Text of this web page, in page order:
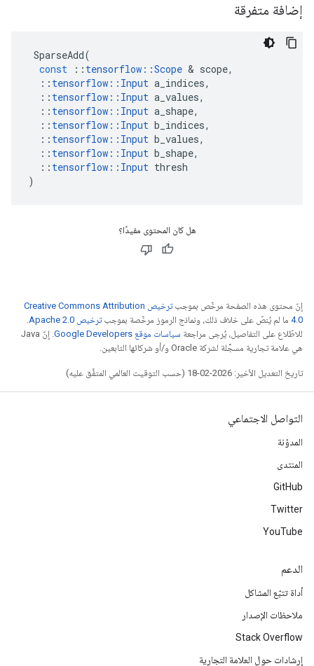
إضافة متفرقة
SparseAdd(
const
:: tensorflow ::Scope & scope,
:: tensorflow :: Input a_indices,
:: tensorflow :: Input a_values,
:: tensorflow :: Input a_shape,
:: tensorflow :: Input b_indices,
:: tensorflow :: Input b_values,
:: tensorflow :: Input b_shape,
:: tensorflow :: Input thresh
)
هل كان المحتوى مفيدًا؟
إنّ محتوى هذه الصفحة مرخّص بموجب
ترخيص Creative Commons Attribution
4.0‏ ما لم يُنصّ على خلاف ذلك، ونماذج الرموز مرخّصة بموجبترخيص Apache 2.0‏
.
للاطّلاع على التفاصيل، يُرجى مراجعة سياسات موقع Google Developers‏
. إنّ Java
هي علامة تجارية مسجَّلة لشركة Oracle و/أو شركائها التابعين.
تاريخ التعديل الأخير: 2026-02-18 (حسب التوقيت العالمي المتفَّق عليه)
التواصل الاجتماعي
المدوّنة
المنتدى
GitHub
Twitter
YouTube
الدعم
أداة تتبّع المشاكل
ملاحظات الإصدار
Stack Overflow
إرشادات حول العلامة التجارية